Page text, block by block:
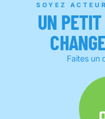
SOYEZ
UN
Faites un